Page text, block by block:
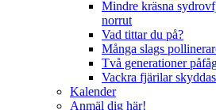
Mindre kräsna
norrut
Vad tittar du på?
Många slags
Två generationer
Vackra fjärilar
Kalender
Anmäl dig här!